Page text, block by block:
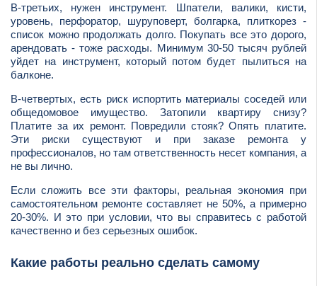
В-третьих, нужен инструмент. Шпатели, валики, кисти,
уровень, перфоратор, шуруповерт, болгарка, плиткорез -
список можно продолжать долго. Покупать все это дорого,
арендовать - тоже расходы. Минимум 30-50 тысяч рублей
уйдет на инструмент, который потом будет пылиться на
балконе.
В-четвертых, есть риск испортить материалы соседей или
общедомовое имущество. Затопили квартиру снизу?
Платите за их ремонт. Повредили стояк? Опять платите.
Эти риски существуют и при заказе ремонта у
профессионалов, но там ответственность несет компания, а
не вы лично.
Если сложить все эти факторы, реальная экономия при
самостоятельном ремонте составляет не 50%, а примерно
20-30%. И это при условии, что вы справитесь с работой
качественно и без серьезных ошибок.
Какие работы реально сделать самому